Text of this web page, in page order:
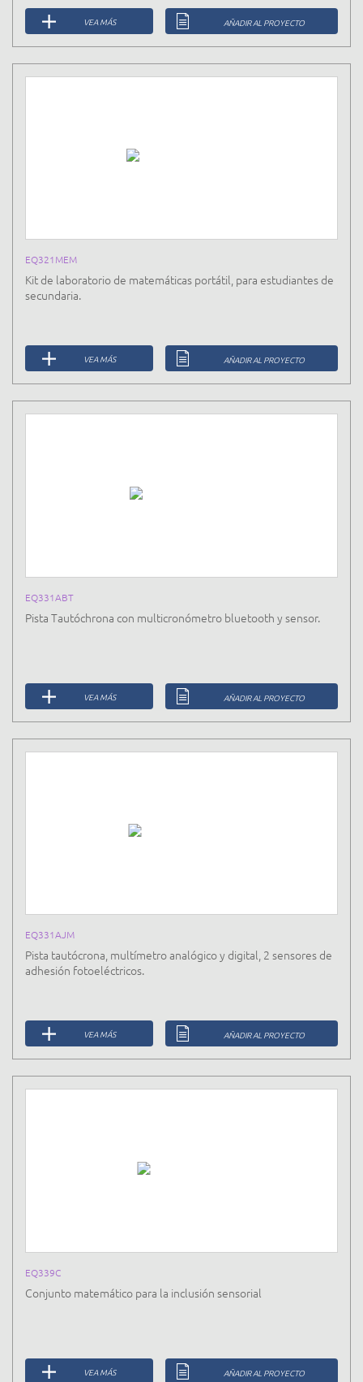
VEA MÁS AÑADIR AL PROYECTO
EQ321MEM
Kit de laboratorio de matemáticas portátil, para estudiantes de
secundaria.
VEA MÁS AÑADIR AL PROYECTO
EQ331ABT
Pista Tautóchrona con multicronómetro bluetooth y sensor.
VEA MÁS AÑADIR AL PROYECTO
EQ331AJM
Pista tautócrona, multímetro analógico y digital, 2 sensores de
adhesión fotoeléctricos.
VEA MÁS AÑADIR AL PROYECTO
EQ339C
Conjunto matemático para la inclusión sensorial
VEA MÁS AÑADIR AL PROYECTO